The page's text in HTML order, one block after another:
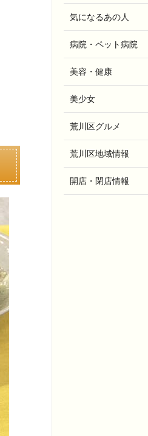
気になるあの人
病院・ペット病院
美容・健康
美少女
荒川区グルメ
荒川区地域情報
開店・閉店情報